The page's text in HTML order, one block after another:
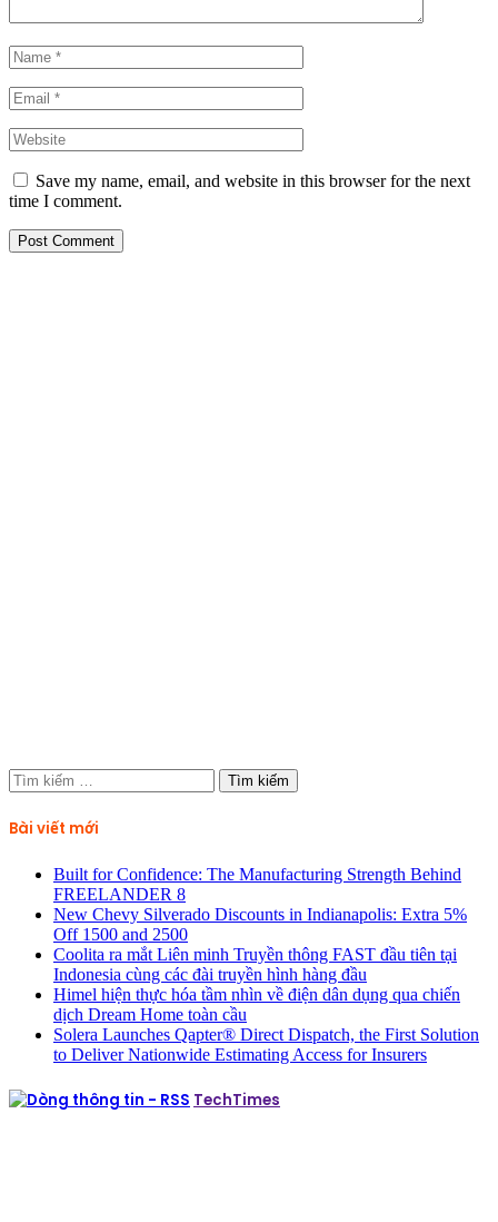
Save my name, email, and website in this browser for the next
time I comment.
Tìm
kiếm
cho:
Bài viết mới
Built for Confidence: The Manufacturing Strength Behind
FREELANDER 8
New Chevy Silverado Discounts in Indianapolis: Extra 5%
Off 1500 and 2500
Coolita ra mắt Liên minh Truyền thông FAST đầu tiên tại
Indonesia cùng các đài truyền hình hàng đầu
Himel hiện thực hóa tầm nhìn về điện dân dụng qua chiến
dịch Dream Home toàn cầu
Solera Launches Qapter® Direct Dispatch, the First Solution
to Deliver Nationwide Estimating Access for Insurers
TechTimes